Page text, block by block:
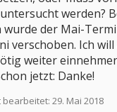
werden?
wurde der Mai-
verschoben. Ich
weiter
jetzt: Danke!
bearbeitet: 29. Mai 2018